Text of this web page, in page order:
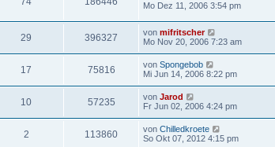
Mo Dez 11, 2006 3:54 pm
29 396327 von mifritscher
Mo Nov 20, 2006 7:23 am
17 75816 von Spongebob
Mi Jun 14, 2006 8:22 pm
10 57235 von Jarod
Fr Jun 02, 2006 4:24 pm
2 113860 von Chilledkroete
So Okt 07, 2012 4:15 pm